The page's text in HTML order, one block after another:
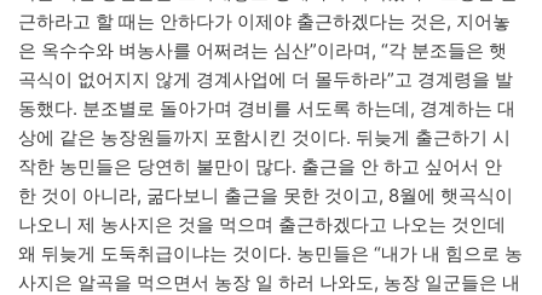
근하라고 할 때는 안하다가 이제야 출근하겠다는 것은, 지어놓
은 옥수수와 벼농사를 어쩌려는 심산”이라며, “각 분조들은 햇
곡식이 없어지지 않게 경계사업에 더 몰두하라”고 경계령을 발
동했다. 분조별로 돌아가며 경비를 서도록 하는데, 경계하는 대
상에 같은 농장원들까지 포함시킨 것이다. 뒤늦게 출근하기 시
작한 농민들은 당연히 불만이 많다. 출근을 안 하고 싶어서 안
한 것이 아니라, 굶다보니 출근을 못한 것이고, 8월에 햇곡식이
나오니 제 농사지은 것을 먹으며 출근하겠다고 나오는 것인데
왜 뒤늦게 도둑취급이냐는 것이다. 농민들은 “내가 내 힘으로 농
사지은 알곡을 먹으면서 농장 일 하러 나와도, 농장 일군들은 내